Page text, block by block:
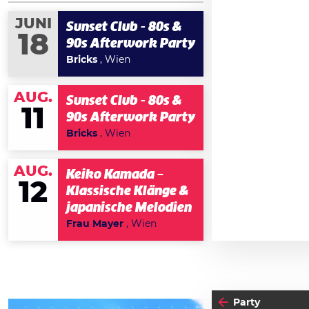
JUNI
18
Sunset Club - 80s &
90s Afterwork Party
Bricks , Wien
AUG.
11
Sunset Club - 80s &
90s Afterwork Party
Bricks , Wien
AUG.
12
Keiko Kamada –
Klassische Klänge &
japanische Melodien
Frau Mayer , Wien
Party